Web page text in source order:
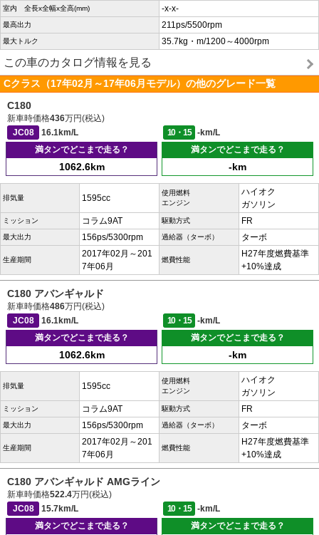
室内 全長x全幅x全高(mm) -x-x-
最高出力 211ps/5500rpm
最大トルク 35.7kg・m/1200～4000rpm
この車のカタログ情報を見る
Cクラス（17年02月～17年06月モデル）の他のグレード一覧
C180
新車時価格436万円(税込)
JC08
16.1km/L 10・15
-km/L
満タンでどこまで走る？
1062.6km
満タンでどこまで走る？
-km
排気量 1595cc
使用燃料
エンジン
ハイオク
ガソリン
ミッション コラム9AT 駆動方式 FR
最大出力 156ps/5300rpm 過給器（ターボ） ターボ
生産期間
2017年02月～201
7年06月
燃費性能
H27年度燃費基準
+10%達成
C180 アバンギャルド
新車時価格486万円(税込)
JC08
16.1km/L 10・15
-km/L
満タンでどこまで走る？
1062.6km
満タンでどこまで走る？
-km
排気量 1595cc
使用燃料
エンジン
ハイオク
ガソリン
ミッション コラム9AT 駆動方式 FR
最大出力 156ps/5300rpm 過給器（ターボ） ターボ
生産期間
2017年02月～201
7年06月
燃費性能
H27年度燃費基準
+10%達成
C180 アバンギャルド AMGライン
新車時価格522.4万円(税込)
JC08
15.7km/L 10・15
-km/L
満タンでどこまで走る？
満タンでどこまで走る？